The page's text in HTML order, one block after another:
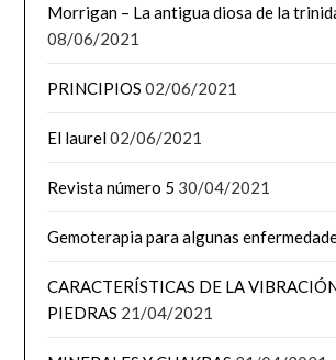
Morrigan – La antigua diosa de la
08/06/2021
PRINCIPIOS 02/06/2021
El laurel02/06/2021
Revista número 5 30/04/2021
Gemoterapia para algunas
CARACTERÍSTICAS DE LA
PIEDRAS 21/04/2021